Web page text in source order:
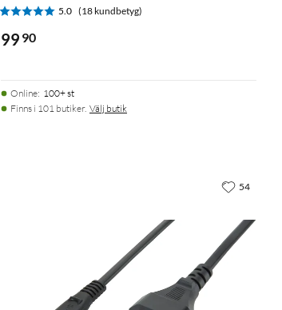
5.0 (18 kundbetyg)
99 90
Online: 100+ st
Finns i 101 butiker. Välj butik
54